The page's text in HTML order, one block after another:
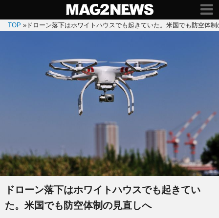
TOP » ドローン落下はホワイトハウスでも起きていた。米国でも防空体
ドローン落下はホワイトハウスでも起きてい
た。米国でも防空体制の見直しへ